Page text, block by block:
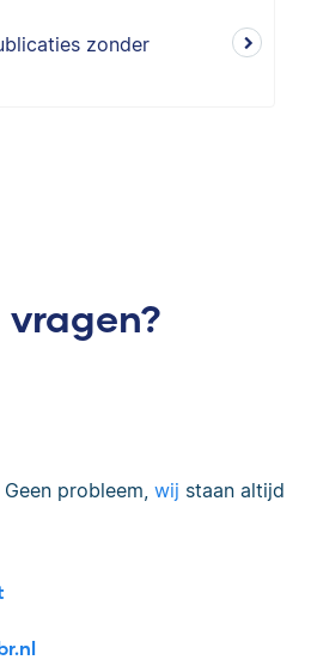
zonder
vragen?
probleem, wij staan altijd